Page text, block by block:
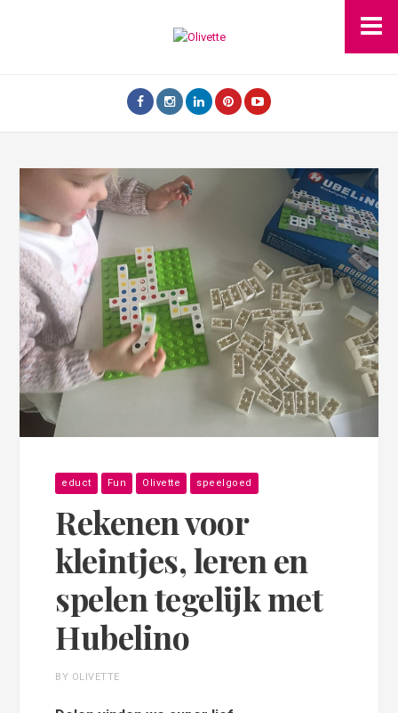
educt Fun Olivette speelgoed
Rekenen voor
kleintjes, leren en
spelen tegelijk met
Hubelino
BY OLIVETTE